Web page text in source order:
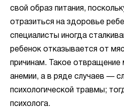
свой образ питания,
отразиться на здоровье
специалисты иногда
ребенок отказывается от
причинам. Такое
анемии, а в ряде случаев —
психологической травмы;
психолога.